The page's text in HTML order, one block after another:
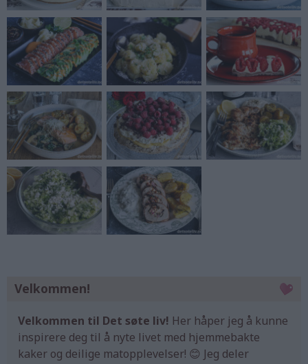
Velkommen!
Velkommen til Det søte liv! Her håper jeg å kunne
inspirere deg til å nyte livet med hjemmebakte
kaker og deilige matopplevelser! 😊 Jeg deler